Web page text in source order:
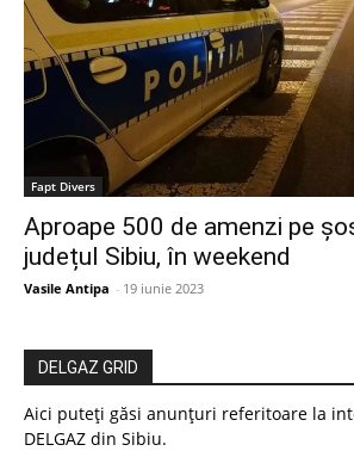
Fapt Divers
Aproape 500 de amenzi pe
județul Sibiu, în weekend
Vasile Antipa - 19 iunie 2023
DELGAZ GRID
Aici puteți găsi anunțuri referitoare la
DELGAZ din Sibiu.